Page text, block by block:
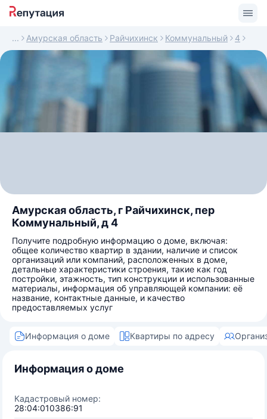
Амурская область Райчихинск Коммунальный 4
Амурская область, г Райчихинск, пер
Коммунальный, д 4
Получите подробную информацию о доме, включая:
общее количество квартир в здании, наличие и список
организаций или компаний, расположенных в доме,
детальные характеристики строения, такие как год
постройки, этажность, тип конструкции и использованные
материалы, информация об управляющей компании: её
название, контактные данные, и качество
предоставляемых услуг
Информация о доме Квартиры по адресу
Информация о доме
Кадастровый номер:
28:04:010386:91